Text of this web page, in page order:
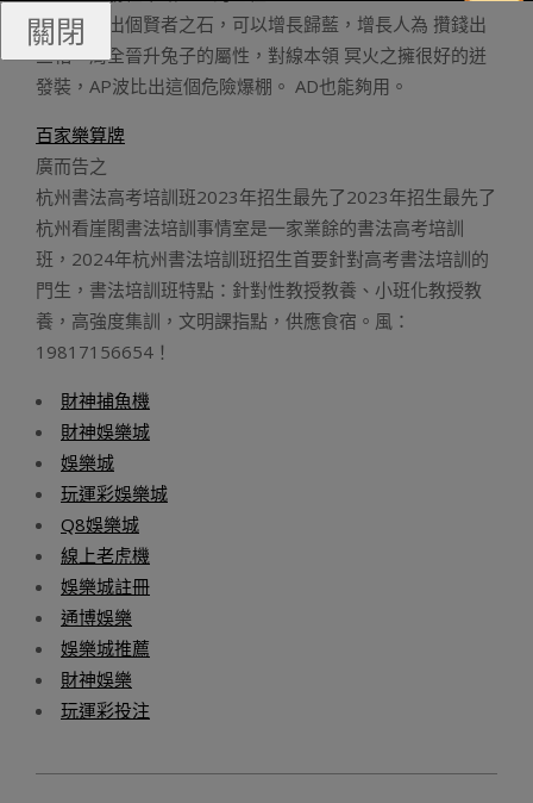
之后出個賢者之石，可以增長歸藍，增長人為 攢錢出
三相，周全晉升兔子的屬性，對線本領 冥火之擁很好的迸
發裝，AP波比出這個危險爆棚。 AD也能夠用。
百家樂算牌
廣而告之
杭州書法高考培訓班2023年招生最先了2023年招生最先了
杭州看崖閣書法培訓事情室是一家業餘的書法高考培訓
班，2024年杭州書法培訓班招生首要針對高考書法培訓的
門生，書法培訓班特點：針對性教授教養、小班化教授教
養，高強度集訓，文明課指點，供應食宿。風：
19817156654！
財神捕魚機
財神娛樂城
娛樂城
玩運彩娛樂城
Q8娛樂城
線上老虎機
娛樂城註冊
通博娛樂
娛樂城推薦
財神娛樂
玩運彩投注
關閉